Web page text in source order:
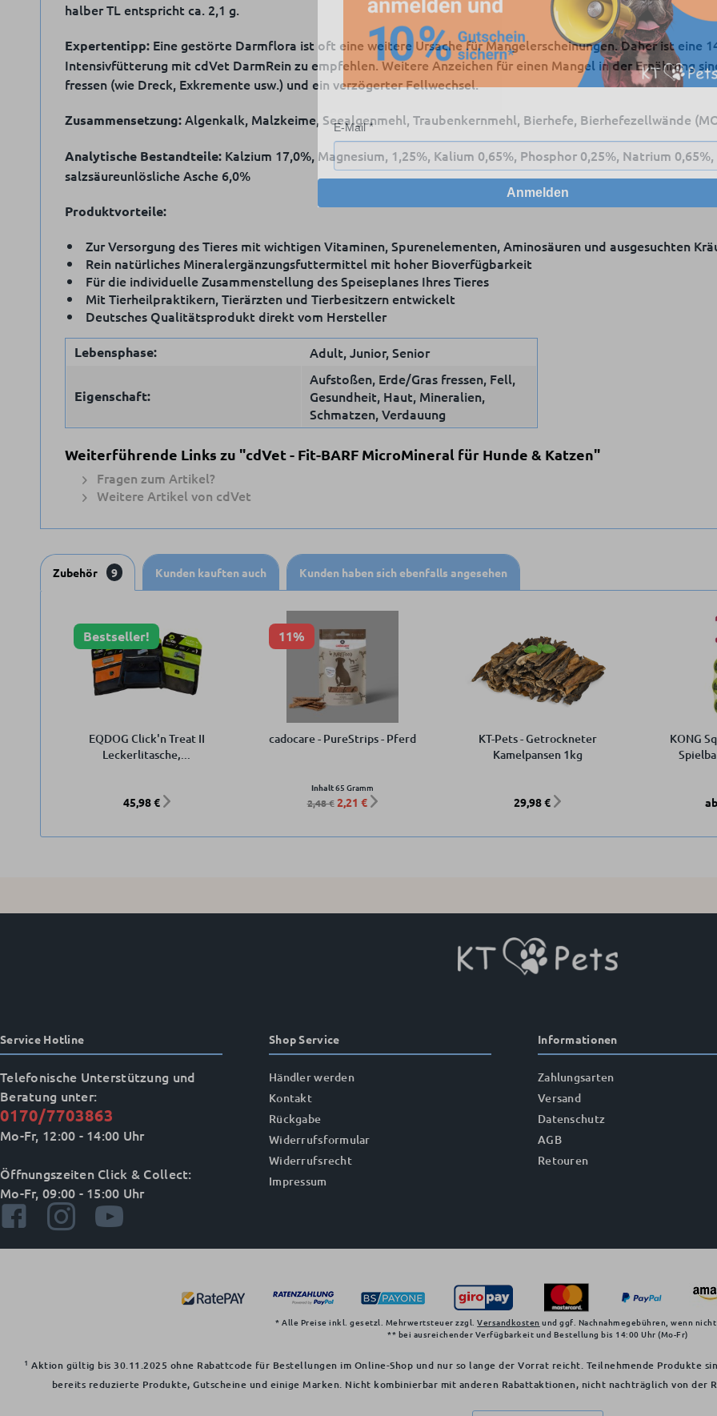
halber TL entspricht ca. 2,1 g.
Expertentipp: Eine gestörte Darmflora ist oft eine weitere Ursache für Mangelerscheinungen. Daher ist eine
Intensivfütterung mit cdVet DarmRein zu empfehlen. Weitere Anzeichen für einen Mangel in der Ernährung
fressen (wie Dreck, Exkremente usw.) und ein verzögerter Fellwechsel.
Zusammensetzung:Algenkalk, Malzkeime, Seealgenmehl, Traubenkernmehl, Bierhefe, Bierhefezellwände
Analytische Bestandteile: Kalzium 17,0%, Magnesium, 1,25%, Kalium 0,65%, Phosphor 0,25%, Natrium 0,65%,
salzsäureunlösliche Asche 6,0%
Produktvorteile:
Zur Versorgung des Tieres mit wichtigen Vitaminen, Spurenelementen, Aminosäuren und ausgesuchten
Rein natürliches Mineralergänzungsfuttermittel mit hoher Bioverfügbarkeit
Für die individuelle Zusammenstellung des Speiseplanes Ihres Tieres
Mit Tierheilpraktikern, Tierärzten und Tierbesitzern entwickelt
Deutsches Qualitätsprodukt direkt vom Hersteller
Lebensphase: Adult, Junior, Senior
Eigenschaft:
Aufstoßen, Erde/Gras fressen, Fell,
Gesundheit, Haut, Mineralien,
Schmatzen, Verdauung
Weiterführende Links zu "cdVet - Fit-BARF MicroMineral für Hunde & Katzen"
Fragen zum Artikel?
Weitere Artikel von cdVet
Zubehör 9 Kunden kauften auch Kunden haben sich ebenfalls angesehen
Bestseller!
EQDOG Click'n Treat II
Leckerlitasche,...
45,98 €
11%
cadocare - PureStrips - Pferd
Inhalt65 Gramm
2,48 € 2,21 €
KT-Pets - Getrockneter
Kamelpansen 1kg
29,98 €
KONG
E-Mail
Anmelden
Service Hotline
Telefonische Unterstützung und
Beratung unter:
0170/7703863
Mo-Fr, 12:00 - 14:00 Uhr
Öffnungszeiten Click & Collect:
Mo-Fr, 09:00 - 15:00 Uhr
Shop Service
Händler werden
Kontakt
Rückgabe
Widerrufsformular
Widerrufsrecht
Impressum
Informationen
Zahlungsarten
Versand
Datenschutz
AGB
Retouren
* Alle Preise inkl. gesetzl. Mehrwertsteuer zzgl.Versandkosten und ggf. Nachnahmegebühren, wenn
** bei ausreichender Verfügbarkeit und Bestellung bis 14:00 Uhr (Mo-Fr)
1 Aktion gültig bis 30.11.2025 ohne Rabattcode für Bestellungen im Online-Shop und nur so lange der Vorrat reicht. Teilnehmende Produkte
bereits reduzierte Produkte, Gutscheine und einige Marken. Nicht kombinierbar mit anderen Rabattaktionen, nicht nachträglich von der